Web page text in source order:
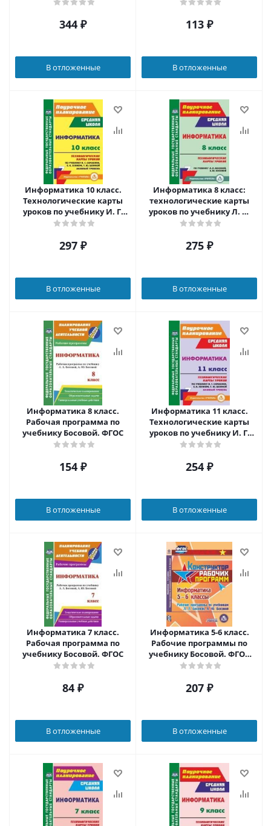
344 ₽
В отложенные
113 ₽
В отложенные
Информатика 10 класс.
Технологические карты
уроков по учебнику И. Г.
Семакина, Е. К. Хеннера,
297 ₽
В отложенные
Информатика 8 класс:
технологические карты
уроков по учебнику Л. Л.
Босовой, А. Ю. Босовой
275 ₽
В отложенные
Информатика 8 класс.
Рабочая программа по
учебнику Босовой. ФГОС
154 ₽
В отложенные
Информатика 11 класс.
Технологические карты
уроков по учебнику И. Г.
Семакина. Базовый
254 ₽
В отложенные
Информатика 7 класс.
Рабочая программа по
учебнику Босовой. ФГОС
84 ₽
В отложенные
Информатика 5-6 класс.
Рабочие программы по
учебнику Босовой. ФГОС
(CD)
207 ₽
В отложенные